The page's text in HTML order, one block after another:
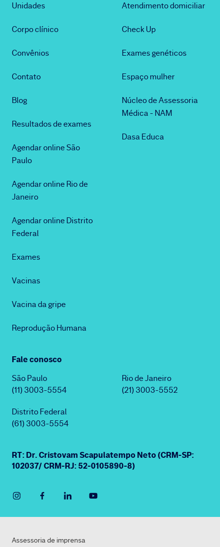
Unidades
Corpo clínico
Convênios
Contato
Blog
Resultados de exames
Agendar online São
Paulo
Agendar online Rio de
Janeiro
Agendar online Distrito
Federal
Exames
Vacinas
Vacina da gripe
Reprodução Humana
Atendimento domiciliar
Check Up
Exames genéticos
Espaço mulher
Núcleo de Assessoria
Médica - NAM
Dasa Educa
Fale conosco
São Paulo
(11) 3003-5554
Rio de Janeiro
(21) 3003-5552
Distrito Federal
(61) 3003-5554
RT: Dr. Cristovam Scapulatempo Neto (CRM-SP:
102037/ CRM-RJ: 52-0105890-8)
Assessoria de imprensa